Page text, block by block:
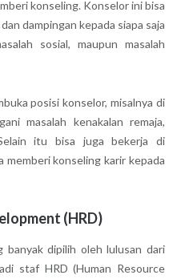
konseling. Konselor ini bisa
dampingan kepada siapa saja
sosial, maupun masalah
posisi konselor, misalnya di
masalah kenakalan remaja,
itu bisa juga bekerja di
memberi konseling karir kepada
(HRD)
banyak dipilih oleh lulusan dari
staf HRD (Human Resource